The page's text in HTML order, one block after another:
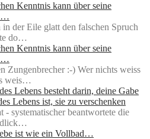
Kenntnis kann über seine
der Eile glatt den falschen Spruch
do…
Kenntnis kann über seine
Zungenbrecher :-) Wer nichts weiss
weis…
Lebens besteht darin, deine Gabe
Lebens ist, sie zu verschenken
- systematischer beantwortete die
ist wie ein Vollbad…